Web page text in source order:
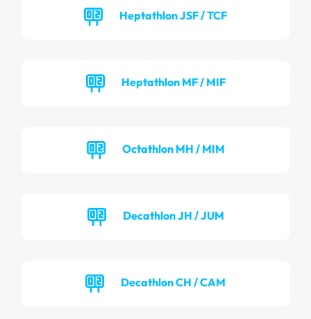
Heptathlon JSF / TCF
Heptathlon MF / MIF
Octathlon MH / MIM
Decathlon JH / JUM
Decathlon CH / CAM